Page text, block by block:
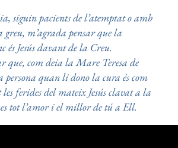
siguin pacients de l’atemptat o amb
m’agrada pensar que la
és Jesús davant de la Creu.
que, com deia la Mare Teresa de
persona quan li dono la cura és com
les ferides del mateix Jesús clavat a la
tot l’amor i el millor de tú a Ell.